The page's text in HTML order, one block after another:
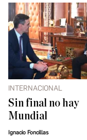
INTERNACIONAL
Sin final no hay
Mundial
Ignacio Foncillas